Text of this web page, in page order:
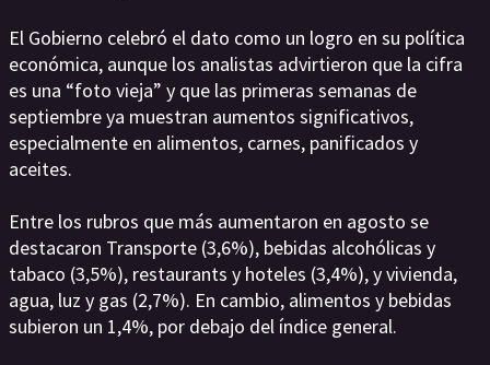
El Gobierno celebró el dato como un logro en su política
económica, aunque los analistas advirtieron que la cifra
es una “foto vieja” y que las primeras semanas de
septiembre ya muestran aumentos significativos,
especialmente en alimentos, carnes, panificados y
aceites.
Entre los rubros que más aumentaron en agosto se
destacaron Transporte (3,6%), bebidas alcohólicas y
tabaco (3,5%), restaurants y hoteles (3,4%), y vivienda,
agua, luz y gas (2,7%). En cambio, alimentos y bebidas
subieron un 1,4%, por debajo del índice general.